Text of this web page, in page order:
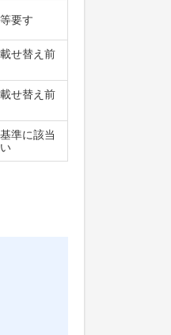
要す
せ替え前
せ替え前
準に該当